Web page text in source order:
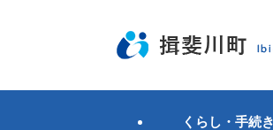
先
くらし・手続き